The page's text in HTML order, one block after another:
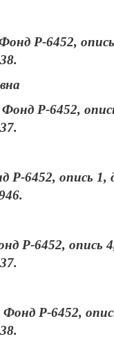
Р-6452,
Р-6452,
Р-6452, опись 1,
Р-6452, опись
Р-6452,